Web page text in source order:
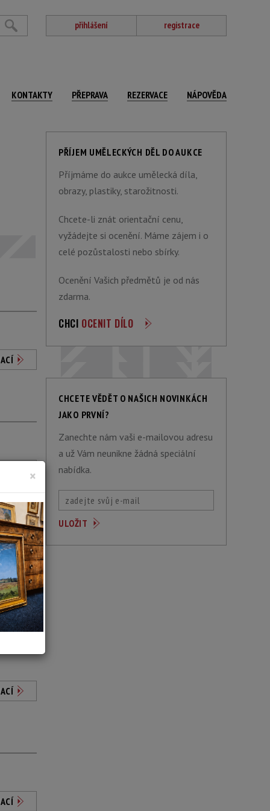
přihlášení registrace
KONTAKTY PŘEPRAVA REZERVACE NÁPOVĚDA
PŘÍJEM UMĚLECKÝCH DĚL DO AUKCE
Příjmáme do aukce umělecká díla,
obrazy, plastiky, starožitnosti.
Chcete-li znát orientační cenu,
vyžádejte si ocenění. Máme zájem i o
celé pozůstalosti nebo sbírky.
Ocenění Vašich předmětů je od nás
zdarma.
CHCI OCENIT DÍLO
CHCETE VĚDĚT O NAŠICH NOVINKÁCH
JAKO PRVNÍ?
Zanechte nám vaši e-mailovou adresu
a už Vám neunikne žádná speciální
nabídka.
×